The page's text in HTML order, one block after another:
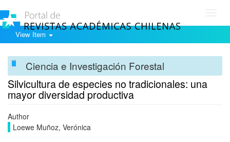
View Item
Ciencia e Investigación Forestal
Silvicultura de especies no tradicionales: una
mayor diversidad productiva
Author
Loewe Muñoz, Verónica